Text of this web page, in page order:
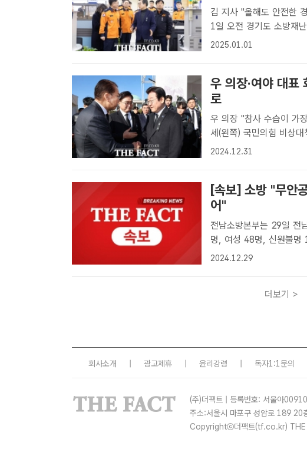
김 지사 "올해도 안전한 경기도 위
1일 오전 경기도 소방재
직원들을 격려하고 있다.
2025.01.01
우 의장·여야 대
로
우 의장 "참사 수습이 가장
세(왼쪽) 국민의힘 비상
울 여의도 국회에 마련된
2024.12.31
[속보] 소방 "무안
어"
전남소방본부는 29일 전
명, 여성 48명, 신원불명
DB[더팩트ㅣ이윤경 기자
2024.12.29
더보기 >
회사소개 광고제휴 윤리강령 독자1:1문의
(주)더팩트 | 등록번호: 서울아
주소:서울시 마포구 성암로 189 20
Copyrightⓒ더팩트(tf.co.kr) THE